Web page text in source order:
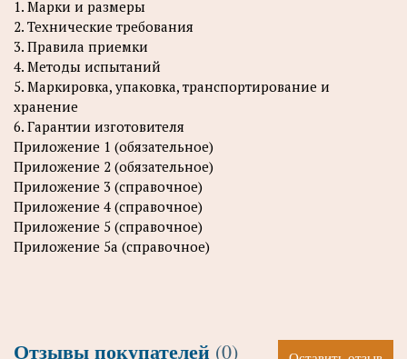
1. Марки и размеры
2. Технические требования
3. Правила приемки
4. Методы испытаний
5. Маркировка, упаковка, транспортирование и
хранение
6. Гарантии изготовителя
Приложение 1 (обязательное)
Приложение 2 (обязательное)
Приложение 3 (справочное)
Приложение 4 (справочное)
Приложение 5 (справочное)
Приложение 5а (справочное)
Отзывы покупателей (0)